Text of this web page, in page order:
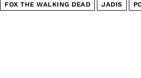
FOX THE WALKING DEAD JADIS